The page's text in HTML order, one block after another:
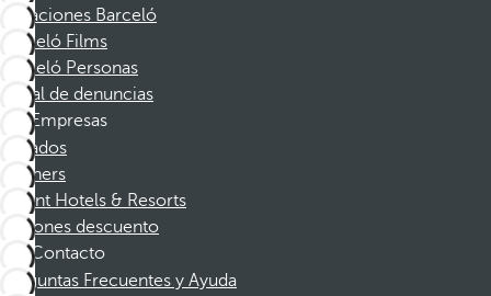
Vacaciones Barceló
Barceló Films
Barceló Personas
Canal de denuncias
Empresas
Afiliados
Partners
Dorint Hotels & Resorts
Cupones descuento
Contacto
Preguntas Frecuentes y Ayuda